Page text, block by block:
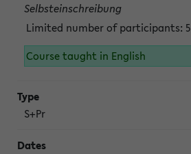
Selbsteinschreibung
Limited number of participants: 5
Course taught in English
S+Pr